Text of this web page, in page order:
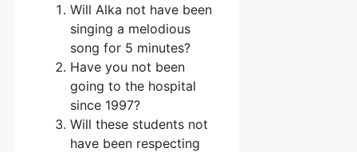
Will Alka not have been
singing a melodious
song for 5 minutes?
Have you not been
going to the hospital
since 1997?
Will these students not
have been respecting